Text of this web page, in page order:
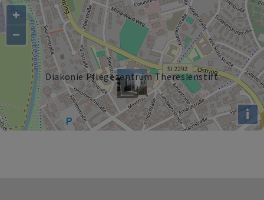
Diakonie Pflegezentrum Theresienstift
+
−
i